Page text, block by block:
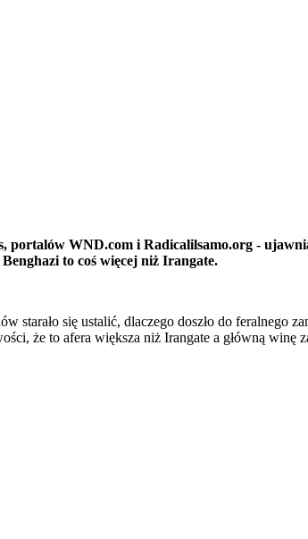
WND.com i Radicalilsamo.org -
to coś więcej niż Irangate.
się ustalić, dlaczego doszło do feralnego
że to afera większa niż Irangate a główną winę